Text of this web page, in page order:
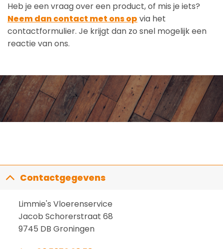
Heb je een vraag over een product, of mis je iets?
Neem dan contact met ons op via het
contactformulier. Je krijgt dan zo snel mogelijk een
reactie van ons.
Contactgegevens
Limmie's Vloerenservice
Jacob Schorerstraat 68
9745 DB Groningen